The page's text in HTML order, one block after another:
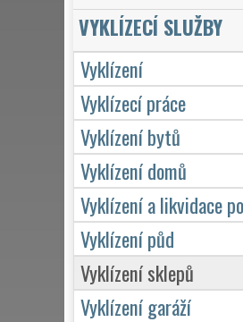
v
a
VYKLÍZECÍ SLUŽBY
Vyklízení
Vyklízecí práce
Vyklízení bytů
Vyklízení domů
Vyklízení a likvidace
Vyklízení půd
Vyklízení sklepů
Vyklízení garáží